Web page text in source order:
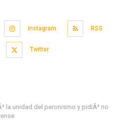
Instagram RSS
Twitter
la unidad del peronismo y pidiÃ³ no